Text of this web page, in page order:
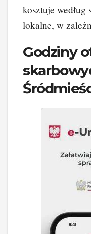
kosztuje według
lokalne, w
Godziny